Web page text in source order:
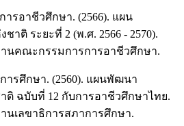
รอาชีวศึกษา. (2566). แผน
ติ ระยะที่ 2 (พ.ศ. 2566 - 2570).
นคณะกรรมการการอาชีวศึกษา.
ารศึกษา. (2560). แผนพัฒนา
ติ ฉบับที่ 12 กับการอาชีวศึกษาไทย.
นเลขาธิการสภาการศึกษา.